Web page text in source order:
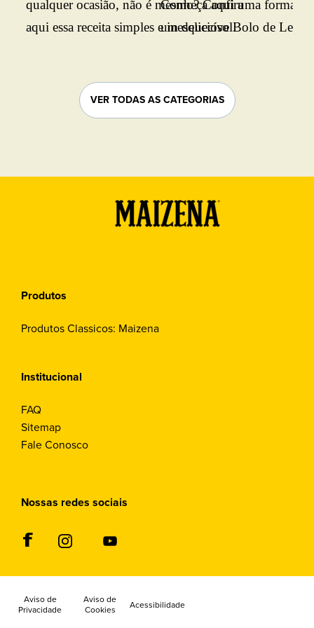
qualquer ocasião, não é mesmo? Confira
aqui essa receita simples e inesquecível.
Conheça aqui uma forma
um delicioso Bolo de Leite.
VER TODAS AS CATEGORIAS
Produtos
Produtos Classicos: Maizena
Institucional
FAQ
Sitemap
Fale Conosco
Nossas redes sociais
Aviso de
Privacidade
Aviso de
Cookies
Acessibilidade